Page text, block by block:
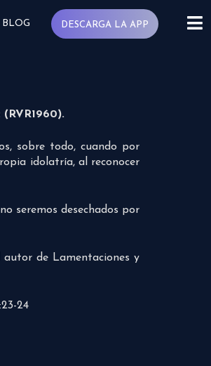
BLOG DESCARGA LA APP
sobre todo, cuando por
idolatría, al reconocer
seremos desechados por
autor de Lamentaciones y
24